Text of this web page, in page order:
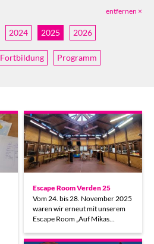
entfernen ×
2024 2025 2026
Fortbildung Programm
Escape Room Verden 25
Vom 24. bis 28. November 2025
waren wir erneut mit unserem
Escape Room „Auf Mikas…